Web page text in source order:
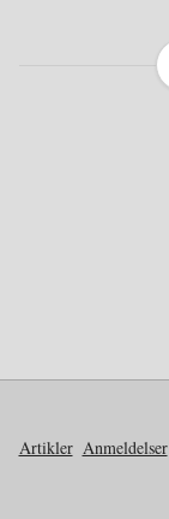
Artikler Anmeldelser